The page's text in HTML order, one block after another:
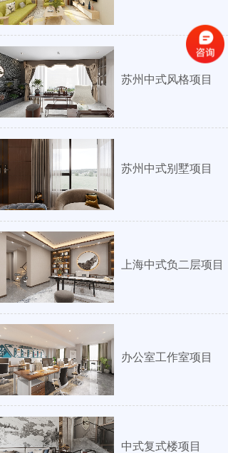
苏州中式风格项 目
苏州中式别墅项目
上海中式负二层项目
办公室工作室项目
中式复式楼项目